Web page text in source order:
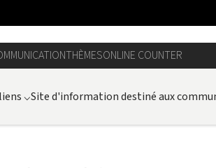
THÈMESONLINE COUNTER
⌵Site d'information destiné aux